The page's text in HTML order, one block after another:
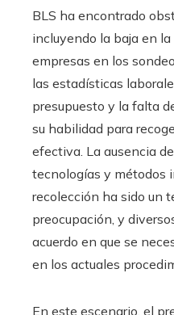
BLS ha encontrado
incluyendo la baja en
empresas en los
las estadísticas
presupuesto y la falta
su habilidad para
efectiva. La ausencia
tecnologías y métodos
recolección ha sido un
preocupación, y
acuerdo en que se
en los actuales
En este escenario, el